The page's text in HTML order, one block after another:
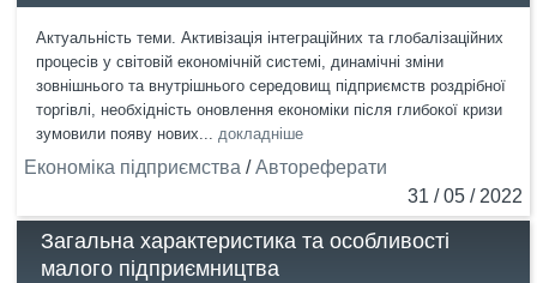
Актуальність теми. Активізація інтеграційних та глобалізаційних
процесів у світовій економічній системі, динамічні зміни
зовнішнього та внутрішнього середовищ підприємств роздрібної
торгівлі, необхідність оновлення економіки після глибокої кризи
зумовили появу нових... докладніше
Економіка підприємства /Автореферати
31 / 05 / 2022
Загальна характеристика та особливості
малого підприємництва